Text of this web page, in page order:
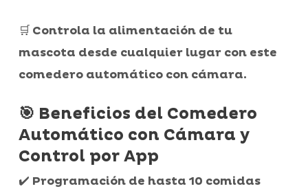
🛒 Controla la alimentación de tu
mascota desde cualquier lugar con este
comedero automático con cámara.
🎯 Beneficios del Comedero
Automático con Cámara y
Control por App
✔️ Programación de hasta 10 comidas